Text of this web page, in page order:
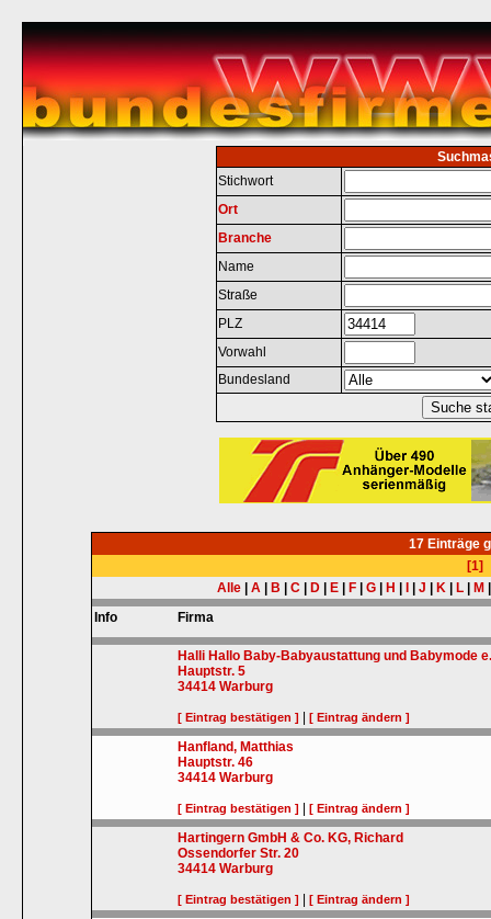
Stichwort
Ort
Branche
Name
Straße
PLZ
Vorwahl
Bundesland
17 Einträge
[1]
Alle
A B C D E F G H J K L M
Info
Firma
Halli Hallo Baby-Babyaustattung und Babymode
Hauptstr. 5
34414 Warburg
[ Eintrag bestätigen ] |[ Eintrag ändern ]
Hanfland, Matthias
Hauptstr. 46
34414 Warburg
[ Eintrag bestätigen ] |[ Eintrag ändern ]
Hartingern GmbH & Co. KG, Richard
Ossendorfer Str. 20
34414 Warburg
[ Eintrag bestätigen ] |[ Eintrag ändern ]